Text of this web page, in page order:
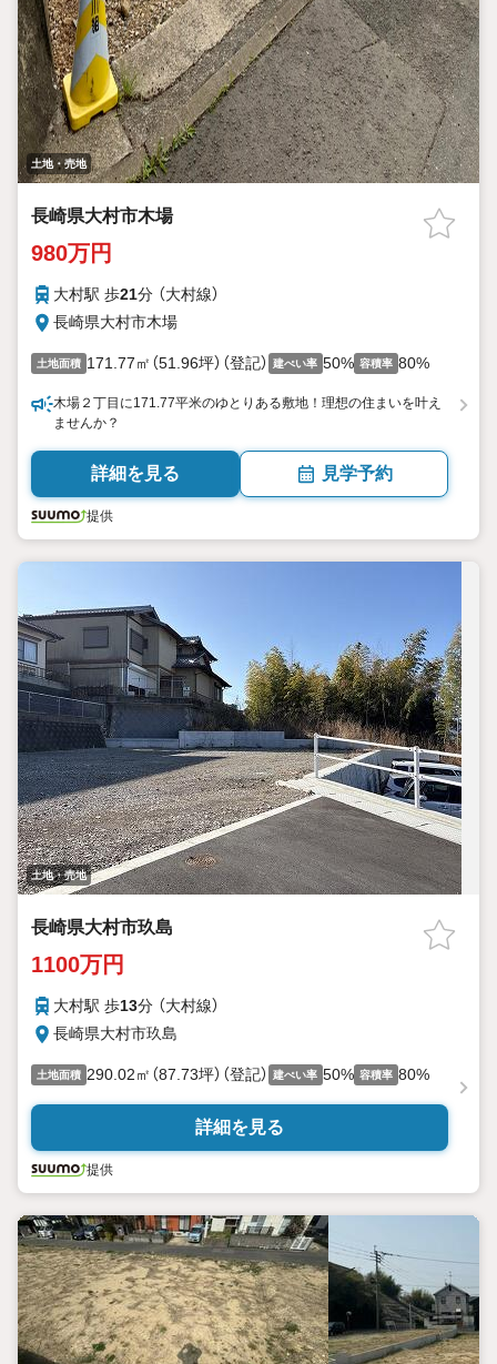
土地・売地
長崎県大村市木場
980万円
大村駅 歩21分 （大村線）
長崎県大村市木場
土地面積 171.77㎡（51.96坪）（登記） 建ぺい率 50% 容積率 80%
木場２丁目に171.77平米のゆとりある敷地！理想の住まいを叶え
ませんか？
詳細を見る 見学予約
提供
土地・売地
長崎県大村市玖島
1100万円
大村駅 歩13分 （大村線）
長崎県大村市玖島
土地面積 290.02㎡（87.73坪）（登記） 建ぺい率 50% 容積率 80%
詳細を見る
提供